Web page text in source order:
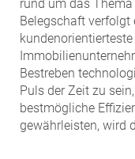
rund um das
Belegschaft verfolgt
Bestreben
Puls der Zeit zu
bestmögliche
gewährleisten, wird